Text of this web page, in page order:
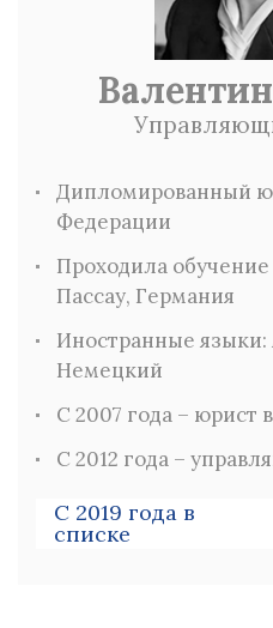
Дипломированный
Федерации
Проходила
Пассау, Германия
Иностранные
Немецкий
С 2007 года – юрист
C 2012 года –
С 2019 года в
списке